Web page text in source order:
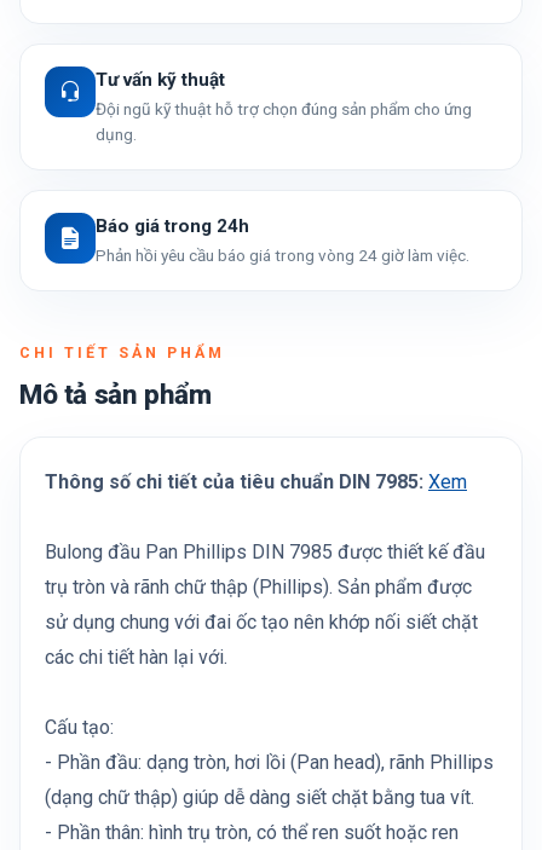
Tư vấn kỹ thuật
Đội ngũ kỹ thuật hỗ trợ chọn đúng sản phẩm cho ứng
dụng.
Báo giá trong 24h
Phản hồi yêu cầu báo giá trong vòng 24 giờ làm việc.
CHI TIẾT SẢN PHẨM
Mô tả sản phẩm
Thông số chi tiết của tiêu chuẩn DIN 7985: Xem
Bulong đầu Pan Phillips DIN 7985 được thiết kế đầu
trụ tròn và rãnh chữ thập (Phillips). Sản phẩm được
sử dụng chung với đai ốc tạo nên khớp nối siết chặt
các chi tiết hàn lại với.
Cấu tạo:
- Phần đầu: dạng tròn, hơi lồi (Pan head), rãnh Phillips
(dạng chữ thập) giúp dễ dàng siết chặt bằng tua vít.
- Phần thân: hình trụ tròn, có thể ren suốt hoặc ren